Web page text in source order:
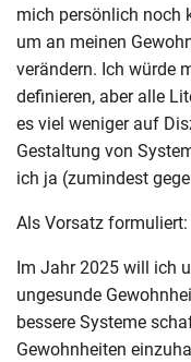
mich persönlich noch
um an meinen
verändern. Ich würde
definieren, aber alle
es viel weniger auf
Gestaltung von
ich ja (zumindest
Als Vorsatz formuliert:
Im Jahr 2025 will ich
ungesunde
bessere Systeme
Gewohnheiten